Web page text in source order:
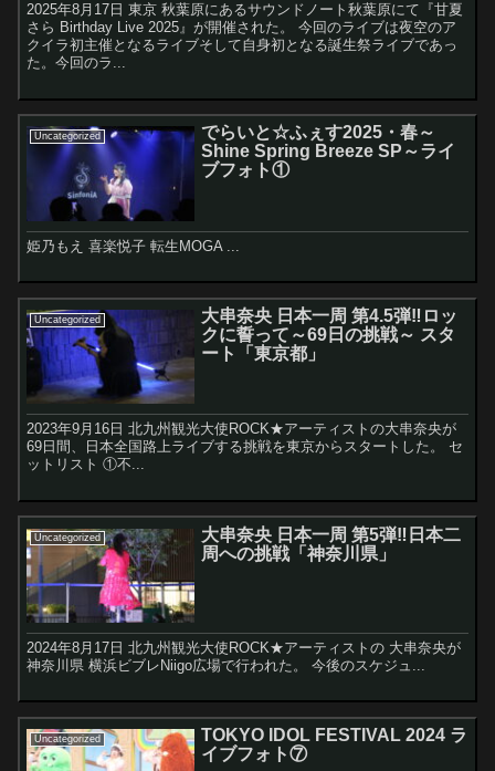
2025年8月17日 東京 秋葉原にあるサウンドノート秋葉原にて『甘夏
さら Birthday Live 2025』が開催された。 今回のライブは夜空のア
クイラ初主催となるライブそして自身初となる誕生祭ライブであっ
た。今回のラ...
Uncategorized
でらいと☆ふぇす2025・春～
Shine Spring Breeze SP～ライ
ブフォト①
姫乃もえ 喜楽悦子 転生MOGA ...
Uncategorized
大串奈央 日本一周 第4.5弾‼︎ロッ
クに誓って～69日の挑戦～ スタ
ート「東京都」
2023年9月16日 北九州観光大使ROCK★アーティストの大串奈央が
69日間、日本全国路上ライブする挑戦を東京からスタートした。 セ
ットリスト ①不...
Uncategorized
大串奈央 日本一周 第5弾‼︎日本二
周への挑戦「神奈川県」
2024年8月17日 北九州観光大使ROCK★アーティストの 大串奈央が
神奈川県 横浜ビブレNiigo広場で行われた。 今後のスケジュ...
Uncategorized
TOKYO IDOL FESTIVAL 2024 ラ
イブフォト⑦